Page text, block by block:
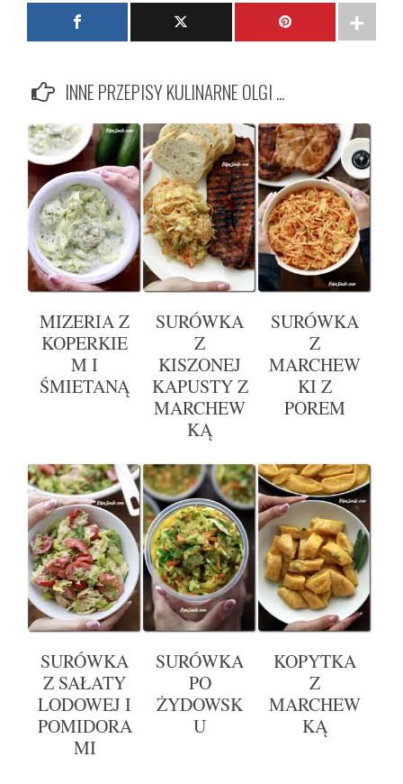
INNE PRZEPISY KULINARNE OLGI ...
MIZERIA Z
KOPERKIE
M I
ŚMIETANĄ
SURÓWKA
Z
KISZONEJ
KAPUSTY Z
MARCHEW
KĄ
SURÓWKA
Z
MARCHEW
KI Z
POREM
SURÓWKA
Z SAŁATY
LODOWEJ I
POMIDORA
MI
SURÓWKA
PO
ŻYDOWSK
U
KOPYTKA
Z
MARCHEW
KĄ